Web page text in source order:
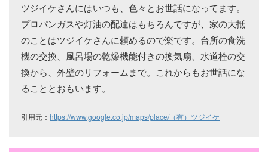
ツジイケさんにはいつも、色々とお世話になってます。
プロパンガスや灯油の配達はもちろんですが、家の大抵
のことはツジイケさんに頼めるので楽です。台所の食洗
機の交換、風呂場の乾燥機能付きの換気扇、水道栓の交
換から、外壁のリフォームまで。これからもお世話にな
ることとおもいます。
引用元： https://www.google.co.jp/maps/place/（有）ツジイケ